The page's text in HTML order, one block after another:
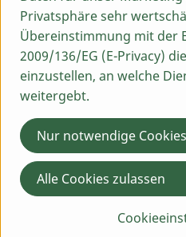
und Seele in Einklang
Menschen mit unserer
Pflanzen- und
mit ihnen unsere Liebe zur
für Mensch und Umwelt zu
höchster Qualität
erstklassige Produkte aus
Zutaten, liebevolle Fürsorge
Mensch und Natur sowie
unseren Produzenten,
PRIMAVERA
Privatsphäre sehr
Übereinstimmung mit der
2009/136/EG (E-Privacy)
einzustellen, an welche
weitergebt.
Nur notwendige
Alle Cookies zulassen